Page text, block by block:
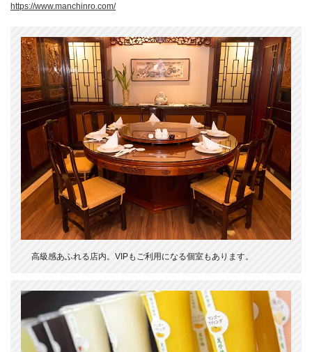
https://www.manchinro.com/
高級感あふれる店内。VIPもご利用になる個室もあります。